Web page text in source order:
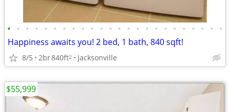
• • • • • • • • • • • • • • • • • • • • • • • •
Happiness awaits you! 2 bed, 1 bath, 840 sqft!
8/5 2br840ft2 Jacksonville
$55,999